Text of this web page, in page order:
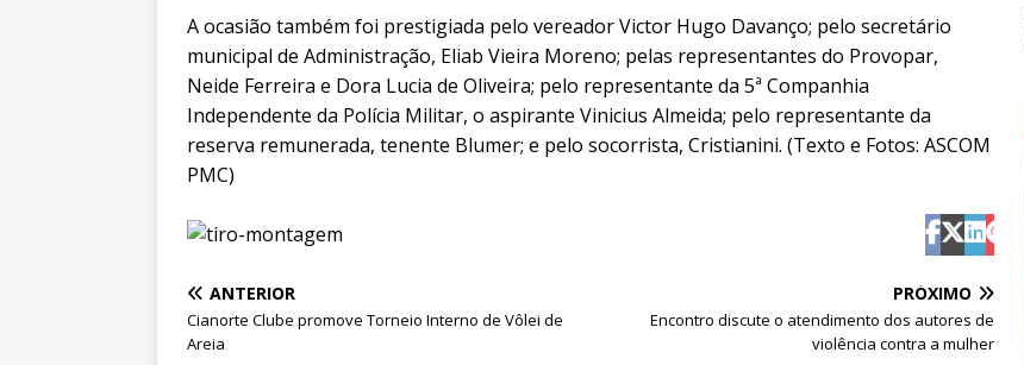
A ocasião também foi prestigiada pelo vereador Victor Hugo Davanço; pelo secretário
municipal de Administração, Eliab Vieira Moreno; pelas representantes do Provopar,
Neide Ferreira e Dora Lucia de Oliveira; pelo representante da 5ª Companhia
Independente da Polícia Militar, o aspirante Vinicius Almeida; pelo representante da
reserva remunerada, tenente Blumer; e pelo socorrista, Cristianini. (Texto e Fotos: ASCOM
PMC)
ANTERIOR
Cianorte Clube promove Torneio Interno de Vôlei de
Areia
PRÓXIMO
Encontro discute o atendimento dos autores de
violência contra a mulher